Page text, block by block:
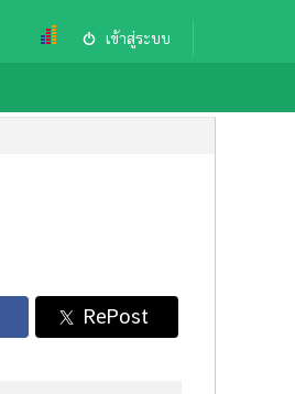
เข้าสู่ระบบ